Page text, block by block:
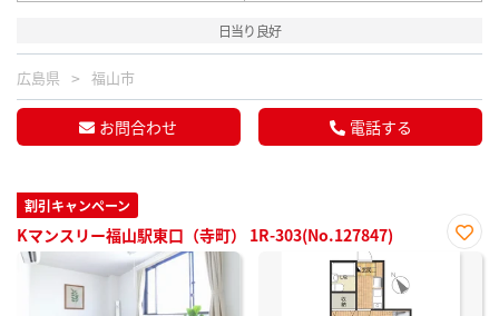
日当り良好
広島県 福山市
お問合わせ 電話する
割引キャンペーン
Kマンスリー福山駅東口（寺町） 1R-303(No.127847)
お気